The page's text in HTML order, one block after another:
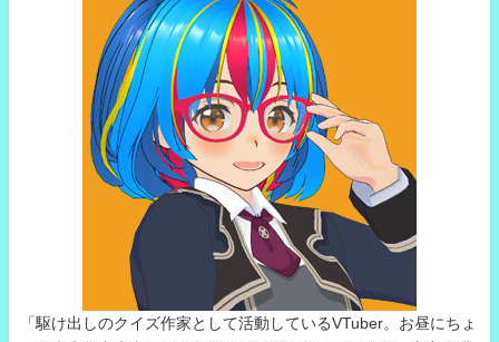
「駆け出しのクイズ作家として活動しているVTuber。お昼にちょ